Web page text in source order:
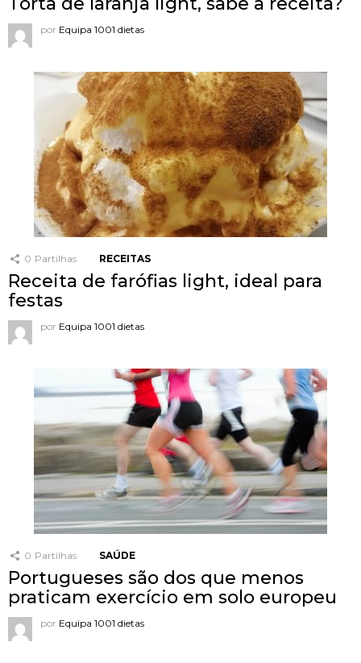
por Equipa 1001 dietas
0 Partilhas RECEITAS
Receita de farófias light, ideal para
festas
por Equipa 1001 dietas
0 Partilhas SAÚDE
Portugueses são dos que menos
praticam exercício em solo europeu
por Equipa 1001 dietas